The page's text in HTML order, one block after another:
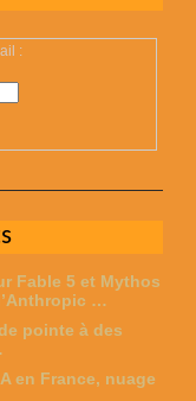
:
Fable 5 et Mythos
…
pointe à des
en France, nuage